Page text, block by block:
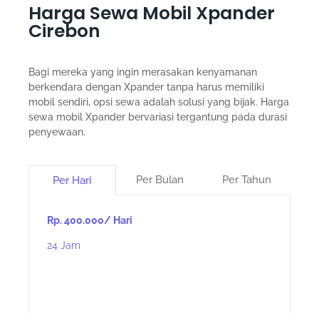
Harga Sewa Mobil Xpander
Cirebon
Bagi mereka yang ingin merasakan kenyamanan
berkendara dengan Xpander tanpa harus memiliki
mobil sendiri, opsi sewa adalah solusi yang bijak. Harga
sewa mobil Xpander bervariasi tergantung pada durasi
penyewaan.
Per Hari Per Bulan Per Tahun
Rp. 400.000/ Hari
24 Jam